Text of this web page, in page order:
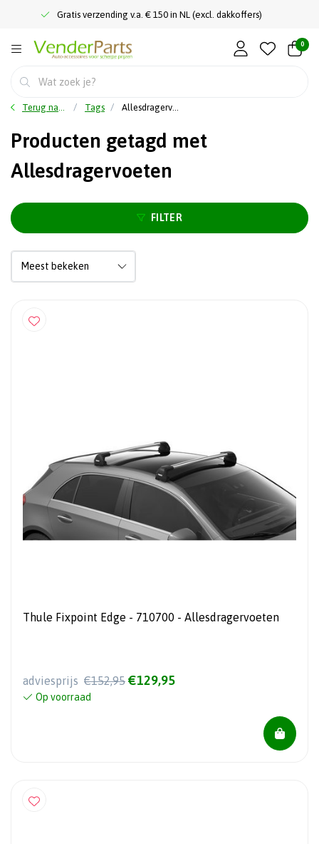
Gratis verzending v.a. € 150 in NL (excl. dakkoffers)
0
Terug naar home Tags Allesdragervoeten
Producten getagd met
Allesdragervoeten
FILTER
Thule Fixpoint Edge - 710700 - Allesdragervoeten
adviesprijs €152,95 €129,95
Op voorraad